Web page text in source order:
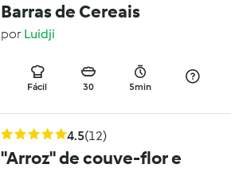
Barras de Cereais
por Luidji
Fácil 30 5min
4.5(12)
"Arroz" de couve-flor e